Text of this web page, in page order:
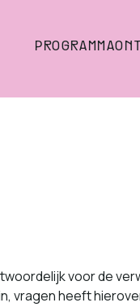
PROGRAMMA
voor de
vra­gen heeft